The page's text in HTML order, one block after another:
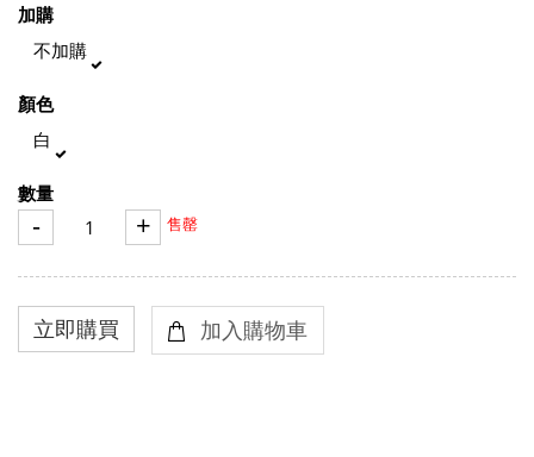
加購
不加購
顏色
白
數量
- + 售罄